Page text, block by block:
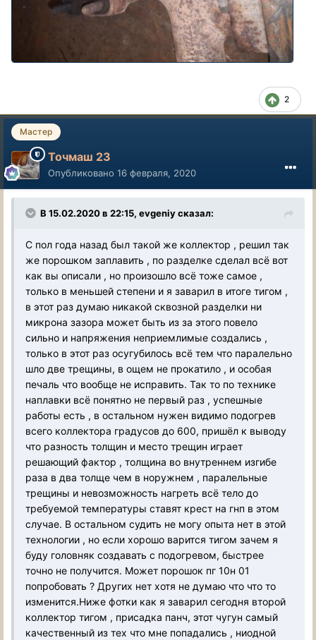
2
Мастер
Точмаш 23
Опубликовано 16 февраля, 2020
В 15.02.2020 в 22:15, evgeniy сказал:
С пол года назад был такой же коллектор , решил так
же порошком заплавить , по разделке сделал всё вот
как вы описали , но произошло всё тоже самое ,
только в меньшей степени и я заварил в итоге тигом ,
в этот раз думаю никакой сквозной разделки ни
микрона зазора может быть из за этого повело
сильно и напряжения неприемлимые создались ,
только в этот раз осугубилось всё тем что паралельно
шло две трещины, в ощем не прокатило , и особая
печаль что вообще не исправить. Так то по технике
наплавки всё понятно не первый раз , успешные
работы есть , в остальном нужен видимо подогрев
всего коллектора градусов до 600, пришёл к выводу
что разность толщин и место трещин играет
решающий фактор , толщина во внутреннем изгибе
раза в два толще чем в норужнем , паралельные
трещины и невозможность нагреть всё тело до
требуемой температуры ставят крест на гнп в этом
случае. В остальном судить не могу опыта нет в этой
технологии , но если хорошо варится тигом зачем я
буду головняк создавать с подогревом, быстрее
точно не получится. Может порошок пг 10н 01
попробовать ? Других нет хотя не думаю что что то
изменится.Ниже фотки как я заварил сегодня второй
коллектор тигом , присадка панч, этот чугун самый
качественный из тех что мне попадались , ниодной